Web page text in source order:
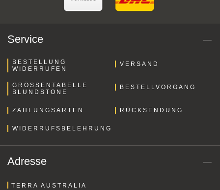
Service
BESTELLUNG
WIDERRUFEN
VERSAND
GRÖSSENTABELLE B
LUNDSTONE
BESTELLVORGANG
ZAHLUNGSARTEN RÜCKSENDUNG
WIDERRUFSBELEHRUNG
Adresse
TERRA AUSTRALIA